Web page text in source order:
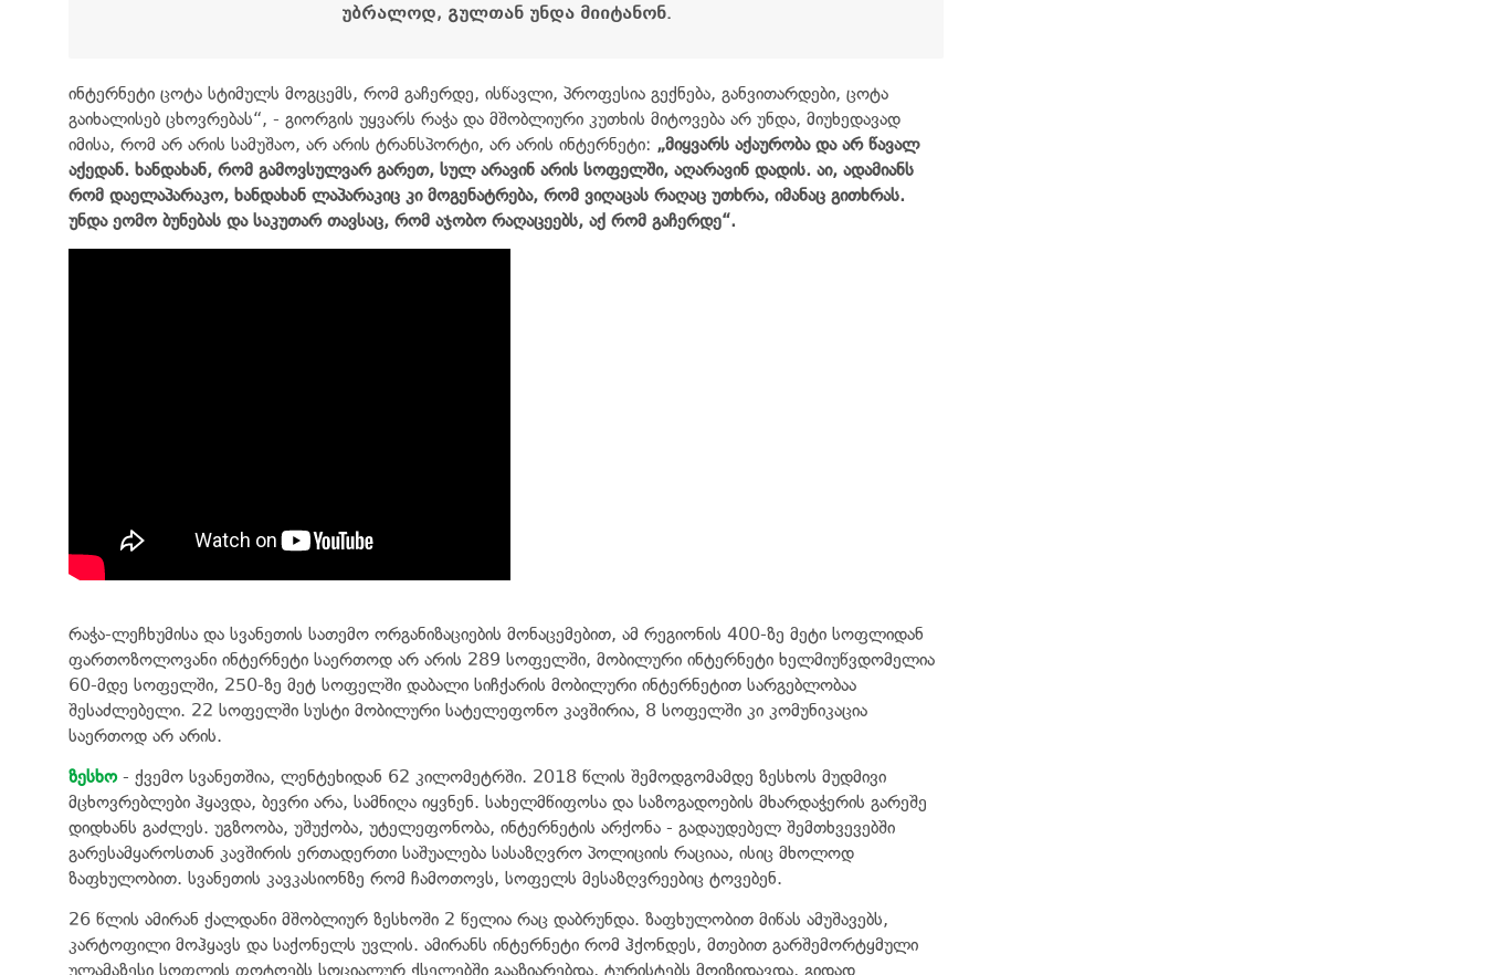
უბრალოდ, გულთან უნდა მიიტანონ.
ინტერნეტი ცოტა სტიმულს მოგცემს, რომ გაჩერდე, ისწავლი, პროფესია გექნება, განვითარდები, ცოტა
გაიხალისებ ცხოვრებას“, - გიორგის უყვარს რაჭა და მშობლიური კუთხის მიტოვება არ უნდა, მიუხედავად
იმისა, რომ არ არის სამუშაო, არ არის ტრანსპორტი, არ არის ინტერნეტი: „მიყვარს აქაურობა და არ წავალ
აქედან. ხანდახან, რომ გამოვსულვარ გარეთ, სულ არავინ არის სოფელში, აღარავინ დადის. აი, ადამიანს
რომ დაელაპარაკო, ხანდახან ლაპარაკიც კი მოგენატრება, რომ ვიღაცას რაღაც უთხრა, იმანაც გითხრას.
უნდა ეომო ბუნებას და საკუთარ თავსაც, რომ აჯობო რაღაცეებს, აქ რომ გაჩერდე“.
რაჭა-ლეჩხუმისა და სვანეთის სათემო ორგანიზაციების მონაცემებით, ამ რეგიონის 400-ზე მეტი სოფლიდან
ფართოზოლოვანი ინტერნეტი საერთოდ არ არის 289 სოფელში, მობილური ინტერნეტი ხელმიუწვდომელია
60-მდე სოფელში, 250-ზე მეტ სოფელში დაბალი სიჩქარის მობილური ინტერნეტით სარგებლობაა
შესაძლებელი. 22 სოფელში სუსტი მობილური სატელეფონო კავშირია, 8 სოფელში კი კომუნიკაცია
საერთოდ არ არის.
ზესხო- ქვემო სვანეთშია, ლენტეხიდან 62 კილომეტრში. 2018 წლის შემოდგომამდე ზესხოს მუდმივი
მცხოვრებლები ჰყავდა, ბევრი არა, სამნიღა იყვნენ. სახელმწიფოსა და საზოგადოების მხარდაჭერის გარეშე
დიდხანს გაძლეს. უგზოობა, უშუქობა, უტელეფონობა, ინტერნეტის არქონა - გადაუდებელ შემთხვევებში
გარესამყაროსთან კავშირის ერთადერთი საშუალება სასაზღვრო პოლიციის რაციაა, ისიც მხოლოდ
ზაფხულობით. სვანეთის კავკასიონზე რომ ჩამოთოვს, სოფელს მესაზღვრეებიც ტოვებენ.
26 წლის ამირან ქალდანი მშობლიურ ზესხოში 2 წელია რაც დაბრუნდა. ზაფხულობით მიწას ამუშავებს,
კარტოფილი მოჰყავს და საქონელს უვლის. ამირანს ინტერნეტი რომ ჰქონდეს, მთებით გარშემორტყმული
ულამაზესი სოფლის ფოტოებს სოციალურ ქსელებში გააზიარებდა, ტურისტებს მოიზიდავდა, გიდად